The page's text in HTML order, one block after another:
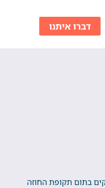
דברו איתנו
בתום תקופת החוזה​